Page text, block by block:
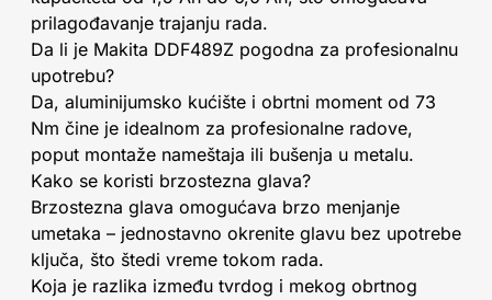
prilagođavanje trajanju rada.
Da li je Makita DDF489Z pogodna za profesionalnu
upotrebu?
Da, aluminijumsko kućište i obrtni moment od 73
Nm čine je idealnom za profesionalne radove,
poput montaže nameštaja ili bušenja u metalu.
Kako se koristi brzostezna glava?
Brzostezna glava omogućava brzo menjanje
umetaka – jednostavno okrenite glavu bez upotrebe
ključa, što štedi vreme tokom rada.
Koja je razlika između tvrdog i mekog obrtnog